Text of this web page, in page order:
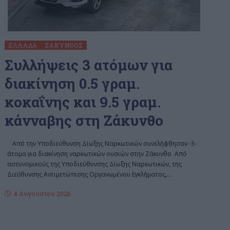
ΕΛΛΆΔΑ ΖΆΚΥΝΘΟΣ
Συλλήψεις 3 ατόμων για
διακίνηση 0.5 γραμ.
κοκαΐνης και 9.5 γραμ.
κάνναβης στη Ζάκυνθο
Από την Υποδιεύθυνση Δίωξης Ναρκωτικών συνελήφθησαν -3-
άτομα για διακίνηση ναρκωτικών ουσιών στην Ζάκυνθο Από
αστυνομικούς της Υποδιεύθυνσης Δίωξης Ναρκωτικών, της
Διεύθυνσης Αντιμετώπισης Οργανωμένου Εγκλήματος,…
4 Αυγούστου 2026